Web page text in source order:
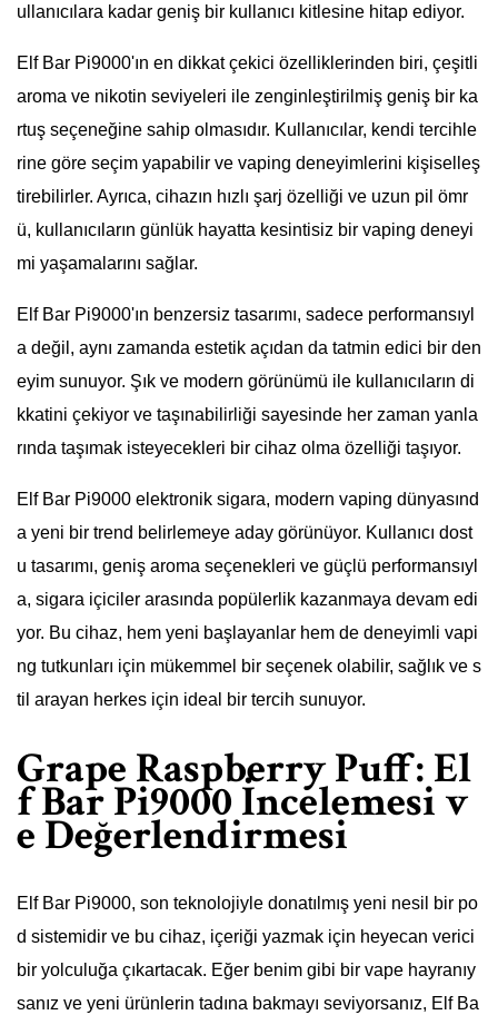
ullanıcılara kadar geniş bir kullanıcı kitlesine hitap ediyor.
Elf Bar Pi9000'ın en dikkat çekici özelliklerinden biri, çeşitli
aroma ve nikotin seviyeleri ile zenginleştirilmiş geniş bir ka
rtuş seçeneğine sahip olmasıdır. Kullanıcılar, kendi tercihle
rine göre seçim yapabilir ve vaping deneyimlerini kişiselleş
tirebilirler. Ayrıca, cihazın hızlı şarj özelliği ve uzun pil ömr
ü, kullanıcıların günlük hayatta kesintisiz bir vaping deneyi
mi yaşamalarını sağlar.
Elf Bar Pi9000'ın benzersiz tasarımı, sadece performansıyl
a değil, aynı zamanda estetik açıdan da tatmin edici bir den
eyim sunuyor. Şık ve modern görünümü ile kullanıcıların di
kkatini çekiyor ve taşınabilirliği sayesinde her zaman yanla
rında taşımak isteyecekleri bir cihaz olma özelliği taşıyor.
Elf Bar Pi9000 elektronik sigara, modern vaping dünyasınd
a yeni bir trend belirlemeye aday görünüyor. Kullanıcı dost
u tasarımı, geniş aroma seçenekleri ve güçlü performansıyl
a, sigara içiciler arasında popülerlik kazanmaya devam edi
yor. Bu cihaz, hem yeni başlayanlar hem de deneyimli vapi
ng tutkunları için mükemmel bir seçenek olabilir, sağlık ve s
til arayan herkes için ideal bir tercih sunuyor.
Grape Raspberry Puff: El
f Bar Pi9000 İncelemesi v
e Değerlendirmesi
Elf Bar Pi9000, son teknolojiyle donatılmış yeni nesil bir po
d sistemidir ve bu cihaz, içeriği yazmak için heyecan verici
bir yolculuğa çıkartacak. Eğer benim gibi bir vape hayranıy
sanız ve yeni ürünlerin tadına bakmayı seviyorsanız, Elf Ba